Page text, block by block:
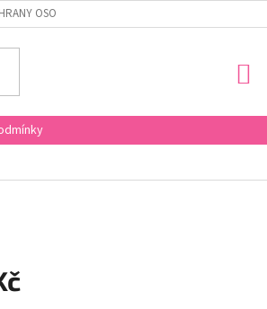
OSOBNÍCH ÚDAJŮ